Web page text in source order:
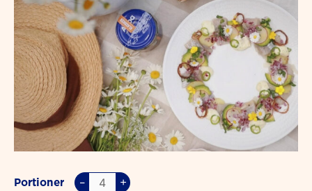
Portioner – +